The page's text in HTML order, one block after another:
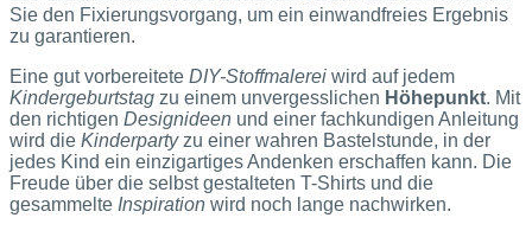
Sie den Fixierungsvorgang, um ein einwandfreies Ergebnis
zu garantieren.
Eine gut vorbereitete DIY-Stoffmalerei wird auf jedem
Kindergeburtstag zu einem unvergesslichen Höhepunkt. Mit
den richtigen Designideen und einer fachkundigen Anleitung
wird die Kinderpartyzu einer wahren Bastelstunde, in der
jedes Kind ein einzigartiges Andenken erschaffen kann. Die
Freude über die selbst gestalteten T-Shirts und die
gesammelte Inspiration wird noch lange nachwirken.